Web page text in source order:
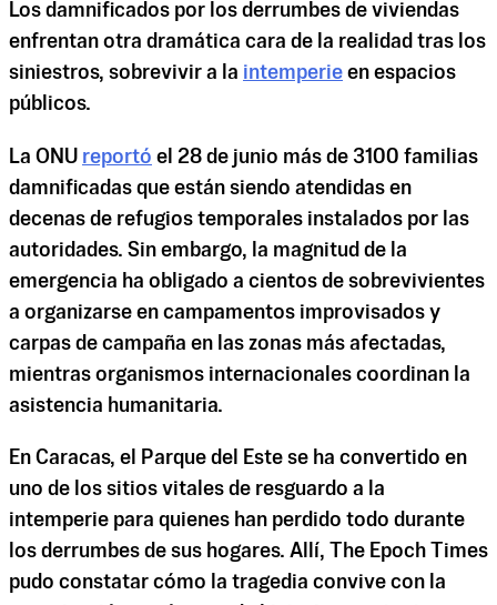
Los damnificados por los derrumbes de viviendas
enfrentan otra dramática cara de la realidad tras los
siniestros, sobrevivir a la intemperie en espacios
públicos.
La ONU reportó el 28 de junio más de 3100 familias
damnificadas que están siendo atendidas en
decenas de refugios temporales instalados por las
autoridades. Sin embargo, la magnitud de la
emergencia ha obligado a cientos de sobrevivientes
a organizarse en campamentos improvisados y
carpas de campaña en las zonas más afectadas,
mientras organismos internacionales coordinan la
asistencia humanitaria.
En Caracas, el Parque del Este se ha convertido en
uno de los sitios vitales de resguardo a la
intemperie para quienes han perdido todo durante
los derrumbes de sus hogares. Allí, The Epoch Times
pudo constatar cómo la tragedia convive con la